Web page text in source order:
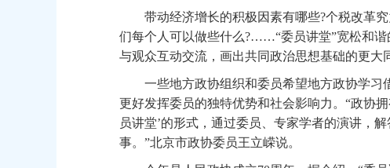
带动经济增长的积极因素有哪些?个税改革究
们每个人可以做些什么?……“委员讲堂”宽松和
与观众互动交流，画出共同政治思想基础的更大
一些地方政协组织和委员希望地方政协学习
更好发挥委员的独特优势和社会影响力。“政协
员讲堂’的形式，通过委员、专家学者的演讲，
事。”北京市政协委员王立嵘说。